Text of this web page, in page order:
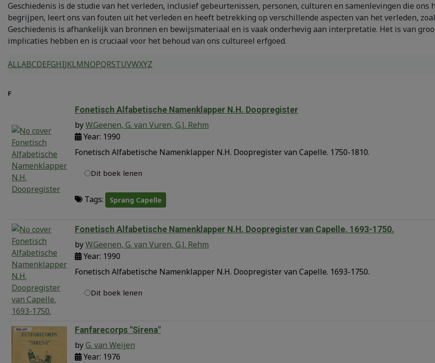
Geschiedenis is de studie van het verleden, inclusief gebeurtenissen, personen, culturen en samenlevingen die
begrijpen, leert ons van fouten uit het verleden en heeft betrekking op verschillende aspecten van het verleden,
Geschiedenis is afhankelijk van bronnen en bewijsmateriaal en is vaak onderhevig aan interpretatie. Het is van
implicaties hebben en is cruciaal voor het behoud van ons cultureel erfgoed.
ALLABCDEFGHIJKLMNOPQRSTUVWXYZ
F
Fonetisch Alfabetische Namenklapper N.H. Doopregister
byW.Geenen, G. van Vuren, G.J. Rehm
Year: 1990
Fonetisch Alfabetische Namenklapper N.H. Doopregister van Capelle. 1750-1810.
Dit boek lenen
Tags: Sprang Capelle
Fonetisch Alfabetische Namenklapper N.H. Doopregister van Capelle. 1693-1750.
byW.Geenen, G. van Vuren, G.J. Rehm
Year: 1990
Fonetisch Alfabetische Namenklapper N.H. Doopregister van Capelle. 1693-1750.
Dit boek lenen
Fanfarecorps "Sirena"
byG. van Weijen
Year: 1976